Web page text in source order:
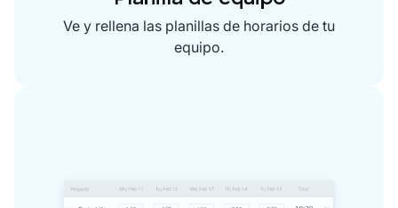
Ve y rellena las planillas de horarios de tu
equipo.